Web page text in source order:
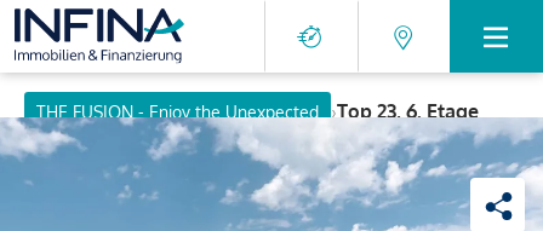
THE FUSION - Enjoy the Unexpected ›Top 23, 6. Etage